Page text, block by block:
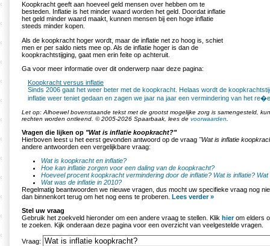
Koopkracht geeft aan hoeveel geld mensen over hebben om te
besteden. Inflatie is het minder waard worden het geld. Doordat inflatie
het geld minder waard maakt, kunnen mensen bij een hoge inflatie
steeds minder kopen.
Als de koopkracht hoger wordt, maar de inflatie net zo hoog is, schiet
men er per saldo niets mee op. Als de inflatie hoger is dan de
koopkrachtstijging, gaat men erin feite op achteruit.
Ga voor meer informatie over dit onderwerp naar deze pagina:
Koopkracht versus inflatie
Sinds 2006 gaat het weer beter met de koopkracht. Helaas wordt de
inflatie weer teniet gedaan en zagen we jaar na jaar een vermindering van het
Let op: Alhoewel bovenstaande tekst met de grootst mogelijke zorg is samengesteld,
rechten worden ontleend. © 2005-2026 Spaarbaak, lees de voorwaarden
Vragen die lijken op "Wat is inflatie koopkracht?"
Hierboven leest u het eerst gevonden antwoord op de vraag "Wat is inflatie
andere antwoorden een vergelijkbare vraag:
Wat is koopkracht en inflatie?
Hoe kan inflatie zorgen voor een daling van de koopkracht?
Hoeveel procent koopkracht vermindering door de inflatie? Wat is inflatie? Wat
Wat was de inflatie in 2010?
Regelmatig beantwoorden we nieuwe vragen, dus mocht uw specifieke vraag nog
dan binnenkort terug om het nog eens te proberen. Lees verder »
Stel uw vraag
Gebruik het zoekveld hieronder om een andere vraag te stellen. Klik hierom elders
te zoeken. Kijk onderaan deze pagina voor een overzicht van veelgestelde vragen.
Vraag: